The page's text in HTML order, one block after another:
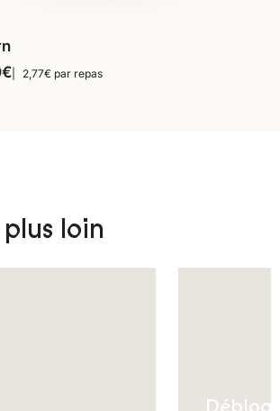
€ 2,77€ par repas
loin